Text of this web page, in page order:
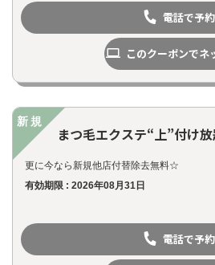
お問い合わせ
電話で予約
このクーポンでネ
新規
まつ毛エクステ“上”付け
更に今なら新規他店付替除去無料☆
有効期限 : 2026年08月31日
電話で予約